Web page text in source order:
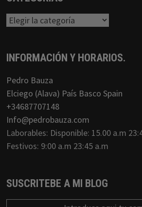
Categorias
INFORMACIÓN Y HORARIOS.
Pedro Bauza
Elciego (Alava) País Basco Spain
+34687707148
Info@pedrobauza.com
Laborables: Disponible: 15.00 a.m
Festivos: 9:00 a.m 23:45 a.m
SUSCRITEBE A MI BLOG